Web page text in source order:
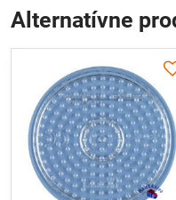
Alternatívne